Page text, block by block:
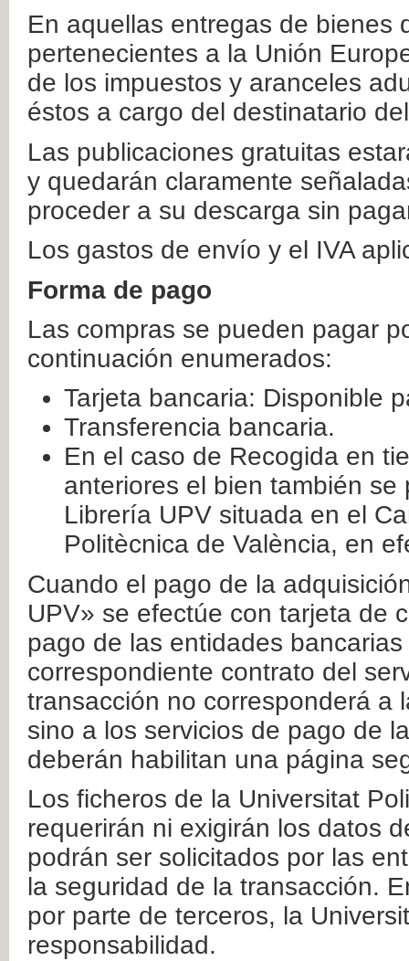
En aquellas entregas de bienes
pertenecientes a la Unión
de los impuestos y aranceles
éstos a cargo del destinatario
Las publicaciones gratuitas
y quedarán claramente
proceder a su descarga sin
Los gastos de envío y el IVA
Forma de pago
Las compras se pueden pagar
continuación enumerados:
Tarjeta bancaria: Disponible
Transferencia bancaria.
En el caso de Recogida en
anteriores el bien también
Librería UPV situada en el
Politècnica de València, en
Cuando el pago de la
UPV» se efectúe con tarjeta de
pago de las entidades
correspondiente contrato del
transacción no corresponderá a
sino a los servicios de pago de
deberán habilitan una página
Los ficheros de la Universitat
requerirán ni exigirán los datos
podrán ser solicitados por las
la seguridad de la transacción.
por parte de terceros, la
responsabilidad.